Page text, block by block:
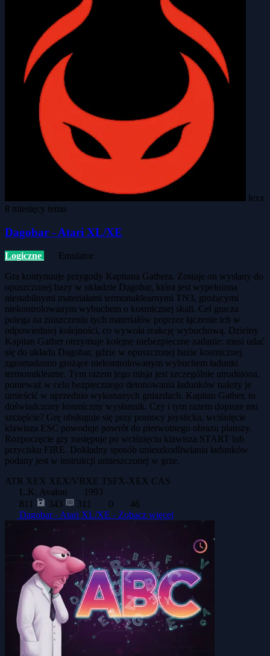
lexx
8 miesięcy temu
Dagobar - Atari XL/XE
Logiczne
Emulator
Gra kontynuuje przygody Kapitana Gathera. Zostaje on wysłany do
opuszczonej bazy w układzie Dagobar, która jest wypełniona
niestabilnymi materiałami termonuklearnymi TN3, grożącymi
niekontrolowanym wybuchem o kosmicznej skali. Cel gracza
polega na zniszczeniu tych materiałów poprzez łączenie ich w
odpowiedniej kolejności, co wywoła reakcję wybuchową. Dzielny
Kapitan Gather otrzymuje kolejne niebezpieczne zadanie: musi udać
się do układu Dagobar, gdzie w opuszczonej bazie kosmicznej
zgromadzono grożące niekontrolowanym wybuchem ładunki
termonuklearne. Tym razem jego misja jest szczególnie utrudniona,
ponieważ w celu bezpiecznego detonowania ładunków należy je
umieścić w uprzednio wykonanych gniazdach. Kapitan Gather, to
doświadczony kosmiczny wysłannik. Czy i tym razem dopisze mu
szczęście? Grę obsługuje się przy pomocy joysticka, wciśnięcie
klawisza ESC powoduje powrót do pierwotnego obrazu planszy.
Rozpoczęcie gry następuje po wciśnięciu klawisza START lub
przycisku FIRE. Dokładny sposób unieszkodliwiania ładunków
podany jest w instrukcji umieszczonej w grze.
ATR XEX XEX/VBXE TSFX-XEX CAS
L.K. Avalon
1993
811
343 311 0
46
Dagobar - Atari XL/XE - Zobacz więcej